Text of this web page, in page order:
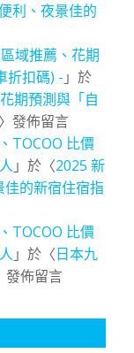
利、夜景佳的
域推薦、花期
折扣碼) - 」於
期預測與「自
〉發佈留言
TOCOO 比價
」於〈2025 新
的新宿住宿指
TOCOO 比價
」於〈日本九
發佈留言